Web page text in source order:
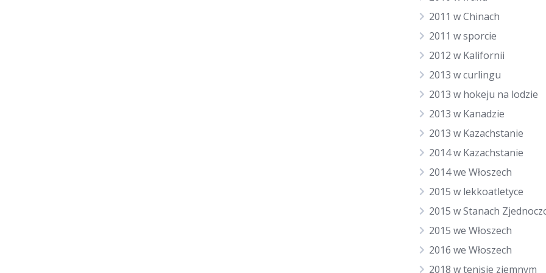
2011 w Chinach
2011 w sporcie
2012 w Kalifornii
2013 w curlingu
2013 w hokeju na lodzie
2013 w Kanadzie
2013 w Kazachstanie
2014 w Kazachstanie
2014 we Włoszech
2015 w lekkoatletyce
2015 w Stanach
2015 we Włoszech
2016 we Włoszech
2018 w tenisie ziemnym